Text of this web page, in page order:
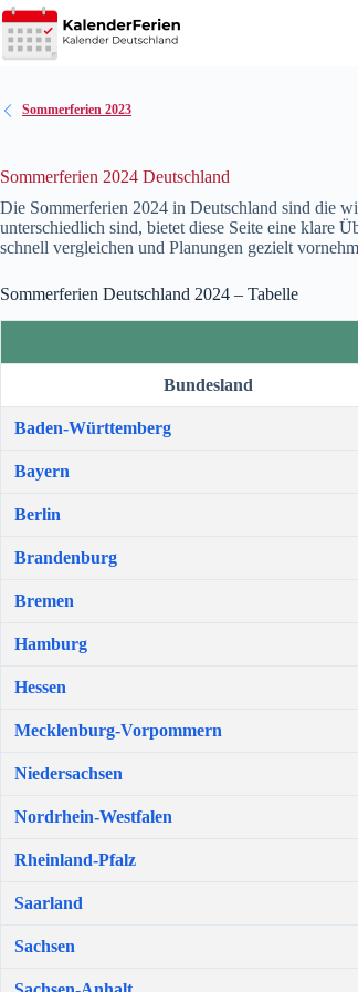
Zum
Inhalt
springen
Sommerferien 2023
Sommerferien 2024 Deutschland
Die Sommerferien 2024 in Deutschland sind die
unterschiedlich sind, bietet diese Seite eine klare
schnell vergleichen und Planungen gezielt
Sommerferien Deutschland 2024 – Tabelle
Bundesland
Baden-Württemberg
Bayern
Berlin
Brandenburg
Bremen
Hamburg
Hessen
Mecklenburg-Vorpommern
Niedersachsen
Nordrhein-Westfalen
Rheinland-Pfalz
Saarland
Sachsen